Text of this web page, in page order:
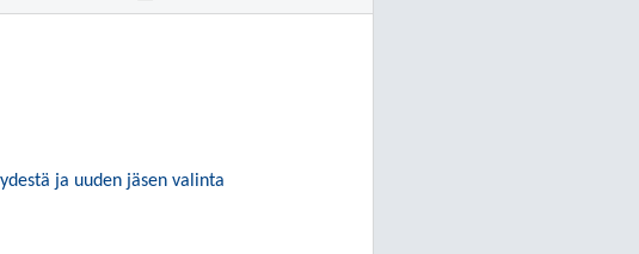
ja uuden jäsen valinta